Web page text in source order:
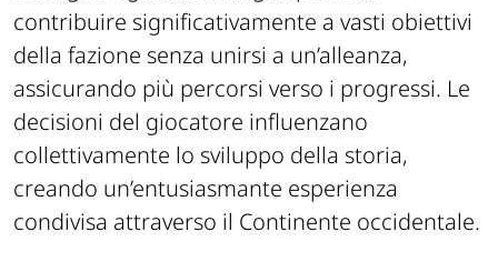
contribuire significativamente a vasti obiettivi
della fazione senza unirsi a un’alleanza,
assicurando più percorsi verso i progressi. Le
decisioni del giocatore influenzano
collettivamente lo sviluppo della storia,
creando un’entusiasmante esperienza
condivisa attraverso il Continente occidentale.